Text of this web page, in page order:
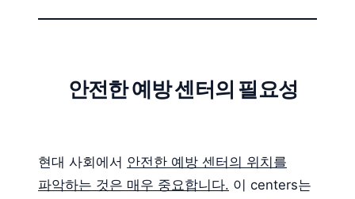
안전한 예방 센터의 필요성
현대 사회에서 안전한 예방 센터의 위치를
파악하는 것은 매우 중요합니다. 이 centers는